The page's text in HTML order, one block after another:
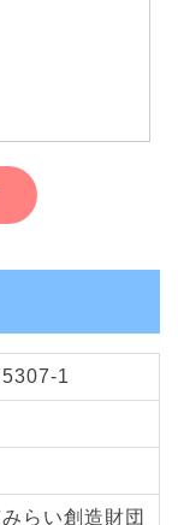
1
らい創造財団